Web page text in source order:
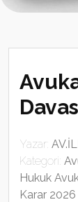
Yazar:
Kategori:
Hukuk
Karar 2026